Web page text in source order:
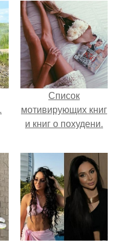
Список
мотивирующих книг
и книг о похудени.